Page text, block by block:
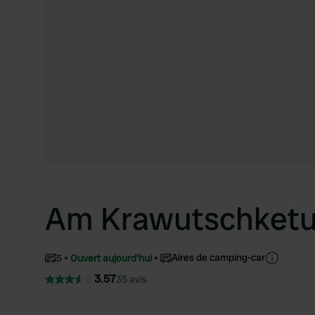
Am
5 Ouvert aujourd'hui Aires de camping-car
3.5735 avis